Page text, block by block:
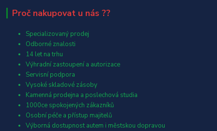
Proč nakupovat u nás ??
Specializovaný prodej
Odborné znalosti
14 let na trhu
Výhradní zastoupení a autorizace
Servisní podpora
Vysoké skladové zásoby
Kamenná prodejna a poslechová studia
1000ce spokojených zákazníků
Osobní péče a přístup majitelů
Výborná dostupnost autem i městskou dopravou